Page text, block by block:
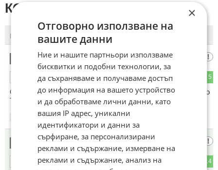
КОМЕНТАРИ КЪМ СТАТИЯТА
ПОСЛЕДНИ ПЪРВИ
Сатана Z
5
ОТГОВОР
God Save the King Чарлз Три и неговия братовчед цар Симо
Три
20.05.2026
14
ОТГОВОР
×
Отговорно използване на
вашите данни
Ние и нашите партньори използваме
бисквитки и подобни технологии, за
да съхраняваме и получаваме достъп
до информация на вашето устройство
и да обработваме лични данни, като
вашия IP адрес, уникални
идентификатори и данни за
сърфиране, за персонализирани
реклами и съдържание, измерване на
реклами и съдържание, анализ на